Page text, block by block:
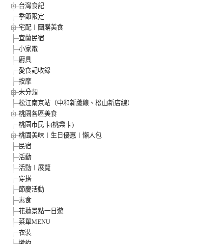
台灣食記
季節限定
宅配︱團購美食
宜蘭民宿
小家電
廚具
愛食記收錄
按摩
未分類
松江南京站（中和新蘆線、松山新店線）
桃園各區美食
桃園市民卡(桃樂卡)
桃園美味︱生日優惠︱懶人包
民宿
活動
活動︱展覽
穿搭
節慶活動
素食
花蓮景點一日遊
菜單MENU
衣裝